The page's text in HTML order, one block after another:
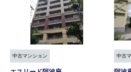
中古マンション 中古